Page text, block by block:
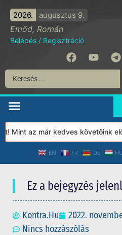
2026. augusztus 9.
Emőd, Román
Belépés / Regisztráció
az már kedves követőink
EN FR DE HU
Ez a bejegyzés
Kontra.Hu 2022.
Nincs hozzászólás